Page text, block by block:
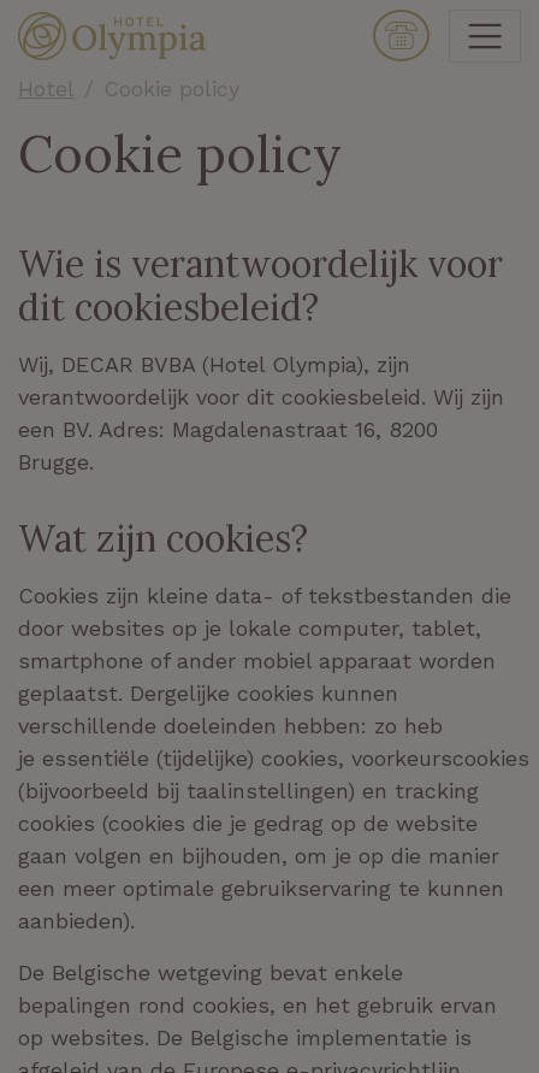
Hotel Cookie policy
Cookie policy
Wie is verantwoordelijk voor
dit cookiesbeleid?
Wij, DECAR BVBA (Hotel Olympia), zijn
verantwoordelijk voor dit cookiesbeleid. Wij zijn
een BV. Adres: Magdalenastraat 16, 8200
Brugge.
Wat zijn cookies?
Cookies zijn kleine data- of tekstbestanden die
door websites op je lokale computer, tablet,
smartphone of ander mobiel apparaat worden
geplaatst. Dergelijke cookies kunnen
verschillende doeleinden hebben: zo heb
je essentiële (tijdelijke) cookies, voorkeurscookies
(bijvoorbeeld bij taalinstellingen) en tracking
cookies (cookies die je gedrag op de website
gaan volgen en bijhouden, om je op die manier
een meer optimale gebruikservaring te kunnen
aanbieden).
De Belgische wetgeving bevat enkele
bepalingen rond cookies, en het gebruik ervan
op websites. De Belgische implementatie is